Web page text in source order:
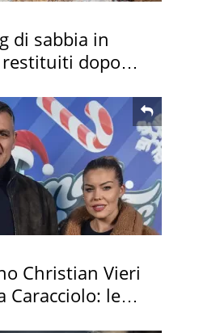
di sabbia in
restituiti dopo
Christian Vieri
Caracciolo: le